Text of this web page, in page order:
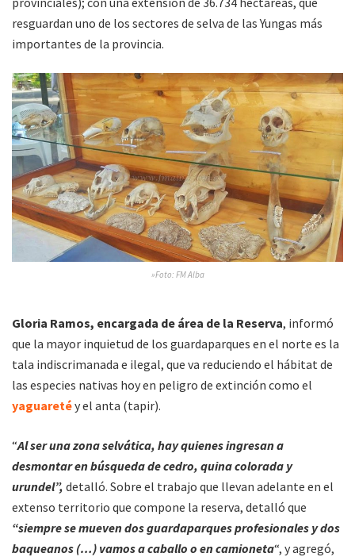
resguardan uno de los sectores de selva de las Yungas más
importantes de la provincia.
»Foto: FM Alba
Gloria Ramos, encargada de área de la Reserva, informó
que la mayor inquietud de los guardaparques en el norte es la
tala indiscrimanada e ilegal, que va reduciendo el hábitat de
las especies nativas hoy en peligro de extinción como el
yaguaretéy el anta (tapir).
“Al ser una zona selvática, hay quienes ingresan a
desmontar en búsqueda de cedro, quina colorada y
urundel”, detalló. Sobre el trabajo que llevan adelante en el
extenso territorio que compone la reserva, detalló que
“siempre se mueven dos guardaparques profesionales y dos
baqueanos (…) vamos a caballo o en camioneta“, y agregó,